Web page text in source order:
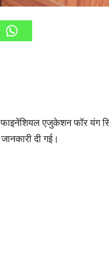
एजुकेशन फॉर यंग
दी गई।